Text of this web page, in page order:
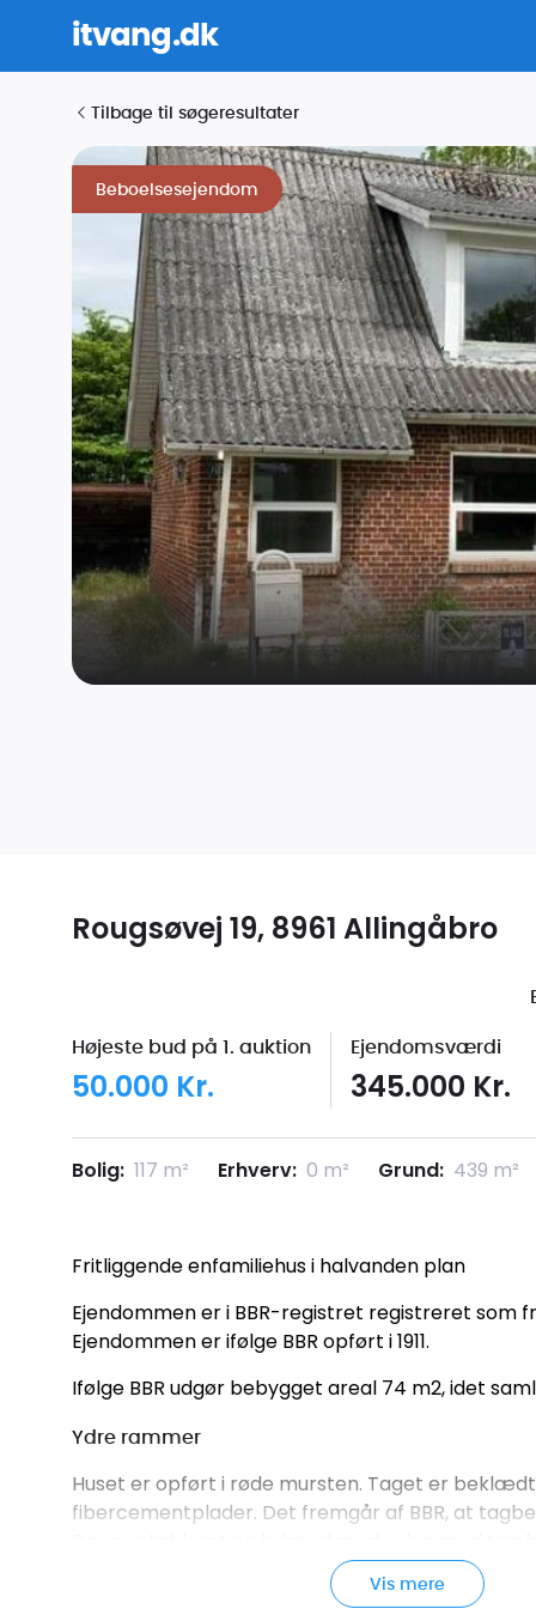
itvang.dk
Tilbage til søgeresultater
Beboelsesejendom
Rougsøvej 19, 8961 Allingåbro
Højeste bud på 1. auktion
50.000 Kr.
Ejendomsværdi
345.000 Kr.
Bolig: 117 m² Erhverv: 0 m² Grund: 439 m²
Fritliggende enfamiliehus i halvanden plan
Ejendommen er i BBR-registret registreret som
Ejendommen er ifølge BBR opført i 1911.
Ifølge BBR udgør bebygget areal 74 m2, idet
Ydre rammer
Huset er opført i røde mursten. Taget er
fibercementplader. Det fremgår af BBR, at
hvid. Træbeklædning på kvisten samt udhæng
Til husets ene side er en indkørsel carport. Der
Vis mere